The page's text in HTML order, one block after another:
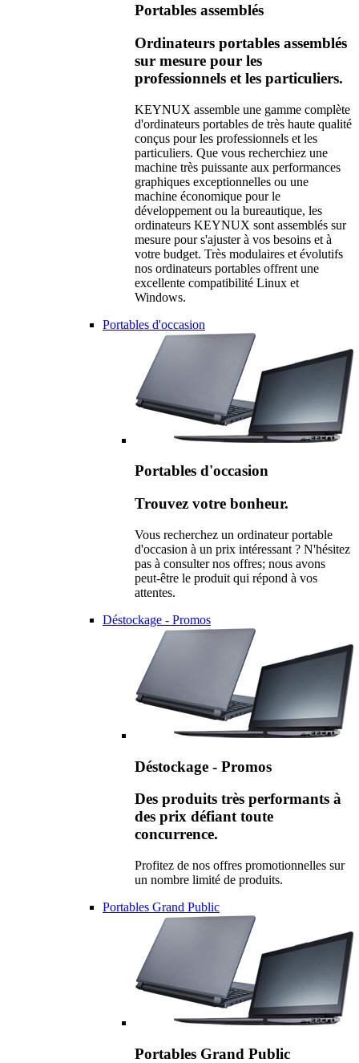
Portables assemblés
Ordinateurs portables assemblés
sur mesure pour les
professionnels et les particuliers.
KEYNUX assemble une gamme complète
d'ordinateurs portables de très haute qualité
conçus pour les professionnels et les
particuliers. Que vous recherchiez une
machine très puissante aux performances
graphiques exceptionnelles ou une
machine économique pour le
développement ou la bureautique, les
ordinateurs KEYNUX sont assemblés sur
mesure pour s'ajuster à vos besoins et à
votre budget. Très modulaires et évolutifs
nos ordinateurs portables offrent une
excellente compatibilité Linux et
Windows.
Portables d'occasion
Portables d'occasion
Trouvez votre bonheur.
Vous recherchez un ordinateur portable
d'occasion à un prix intéressant ? N'hésitez
pas à consulter nos offres; nous avons
peut-être le produit qui répond à vos
attentes.
Déstockage - Promos
Déstockage - Promos
Des produits très performants à
des prix défiant toute
concurrence.
Profitez de nos offres promotionnelles sur
un nombre limité de produits.
Portables Grand Public
Portables Grand Public